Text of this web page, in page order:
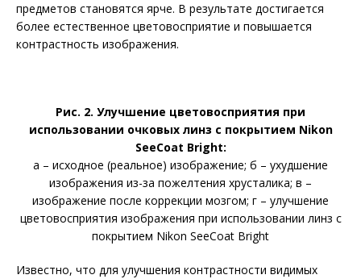
предметов становятся ярче. В результате достигается
более естественное цветовосприятие и повышается
контрастность изображения.
Рис. 2. Улучшение цветовосприятия при
использовании очковых линз с покрытием Nikon
SeeCoat Bright:
а – исходное (реальное) изображение; б – ухудшение
изображения из-за пожелтения хрусталика; в –
изображение после коррекции мозгом; г – улучшение
цветовосприятия изображения при использовании линз с
покрытием Nikon SeeCoat Bright
Известно, что для улучшения контрастности видимых